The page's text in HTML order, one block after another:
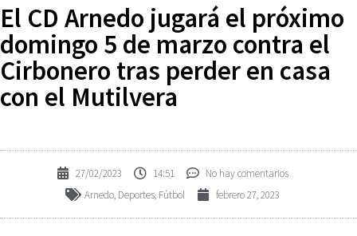
El CD Arnedo jugará el próximo
domingo 5 de marzo contra el
Cirbonero tras perder en casa
con el Mutilvera
27/02/2023 14:51
No hay comentarios
Arnedo, Deportes, Fútbol febrero 27, 2023